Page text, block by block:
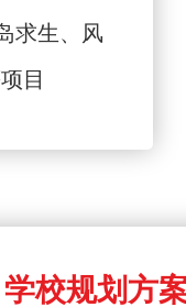
求生、风
目
学校规划方